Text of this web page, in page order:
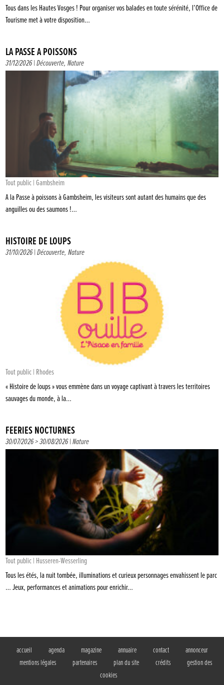
Tous dans les Hautes Vosges ! Pour organiser vos balades en toute sérénité, l’Office de
Tourisme met à votre disposition…
LA PASSE À POISSONS
31/12/2026 |Découverte,Nature
Tout public | Gambsheim
A la Passe à poissons à Gambsheim, les visiteurs sont autant des humains que des
anguilles ou des saumons !…
HISTOIRE DE LOUPS
31/10/2026 |Découverte,Nature
Tout public | Rhodes
« Histoire de loups » vous emmène dans un voyage captivant à travers les territoires
sauvages du monde, à la…
FÉERIES NOCTURNES
30/07/2026 > 30/08/2026 |Nature
Tout public | Husseren-Wesserling
Tous les étés, la nuit tombée, illuminations et curieux personnages envahissent le parc
… Jeux, performances et animations pour enrichir…
accueil agenda magazine annuaire contact
annonceur
mentions légales
partenaires plan du site crédits
gestion des
cookies